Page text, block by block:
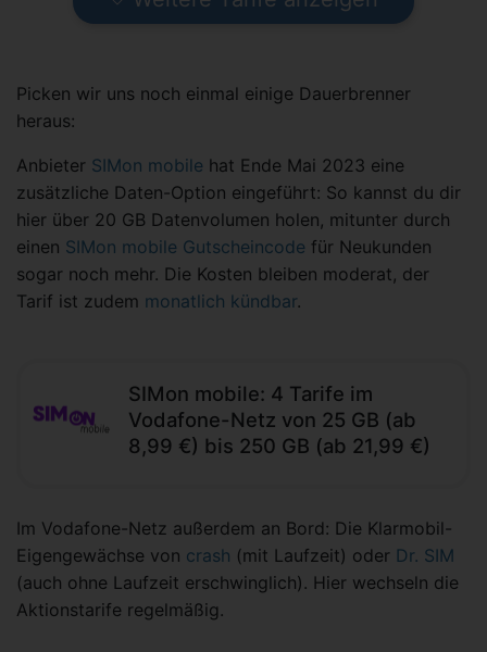
Picken wir uns noch einmal einige Dauerbrenner
heraus:
Anbieter SIMon mobile hat Ende Mai 2023 eine
zusätzliche Daten-Option eingeführt: So kannst du dir
hier über 20 GB Datenvolumen holen, mitunter durch
einen SIMon mobile Gutscheincode für Neukunden
sogar noch mehr. Die Kosten bleiben moderat, der
Tarif ist zudem monatlich kündbar.
SIMon mobile: 4 Tarife im
Vodafone-Netz von 25 GB (ab
8,99 €) bis 250 GB (ab 21,99 €)
Im Vodafone-Netz außerdem an Bord: Die Klarmobil-
Eigengewächse von crash (mit Laufzeit) oder Dr. SIM
(auch ohne Laufzeit erschwinglich). Hier wechseln die
Aktionstarife regelmäßig.